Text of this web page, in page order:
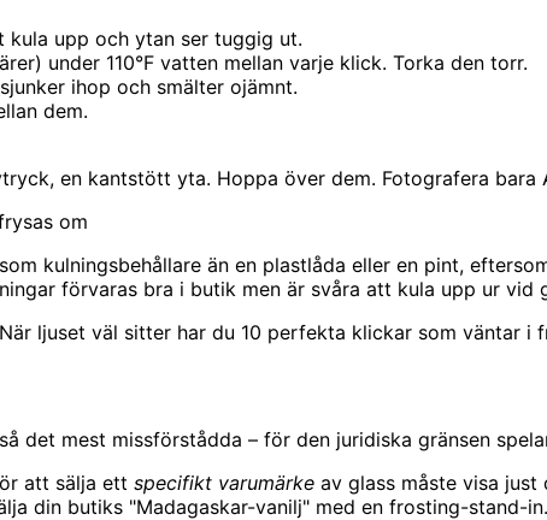
kula upp och ytan ser tuggig ut.
under 110°F vatten mellan varje klick. Torka den torr.
ihop och smälter ojämnt.
dem.
en kantstött yta. Hoppa över dem. Fotografera bara
om
kulningsbehållare än en plastlåda eller en pint,
förvaras bra i butik men är svåra att kula upp ur vid
ljuset väl sitter har du 10 perfekta klickar som väntar i
det mest missförstådda – för den juridiska gränsen
att sälja ett specifikt varumärke av glass måste visa
din butiks "Madagaskar-vanilj" med en frosting-stand-